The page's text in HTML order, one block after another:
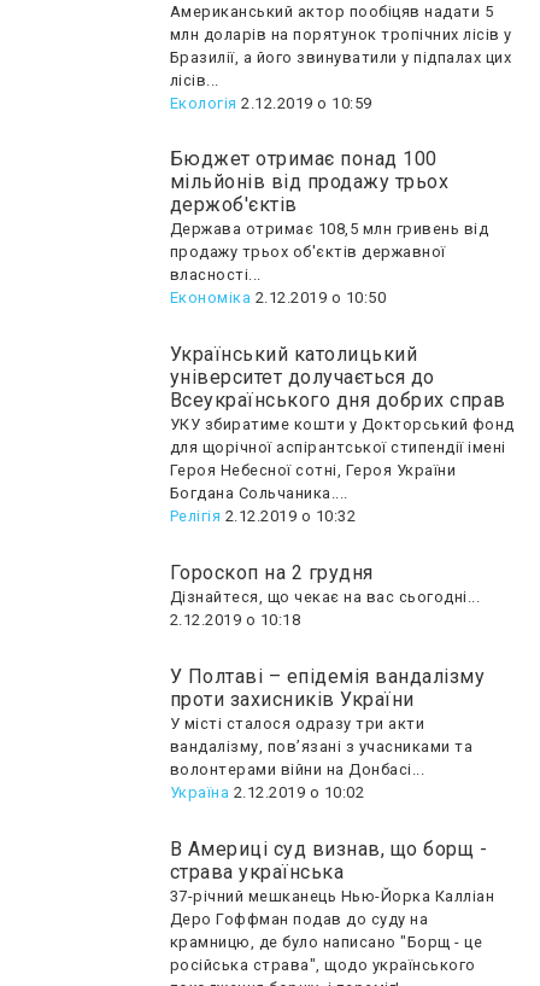
Американський актор пообіцяв надати 5
млн доларів на порятунок тропічних лісів у
Бразилії, а його звинуватили у підпалах цих
лісів...
Екологія 2.12.2019 о 10:59
Бюджет отримає понад 100
мільйонів від продажу трьох
держоб'єктів
Держава отримає 108,5 млн гривень від
продажу трьох об'єктів державної
власності...
Економіка 2.12.2019 о 10:50
Український католицький
університет долучається до
Всеукраїнського дня добрих справ
УКУ збиратиме кошти у Докторський фонд
для щорічної аспірантської стипендії імені
Героя Небесної сотні, Героя України
Богдана Сольчаника....
Релігія 2.12.2019 о 10:32
Гороскоп на 2 грудня
Дізнайтеся, що чекає на вас сьогодні...
2.12.2019 о 10:18
У Полтаві – епідемія вандалізму
проти захисників України
У місті сталося одразу три акти
вандалізму, пов’язані з учасниками та
волонтерами війни на Донбасі...
Україна 2.12.2019 о 10:02
В Америці суд визнав, що борщ -
страва українська
37-річний мешканець Нью-Йорка Калліан
Деро Гоффман подав до суду на
крамницю, де було написано "Борщ - це
російська страва", щодо українського